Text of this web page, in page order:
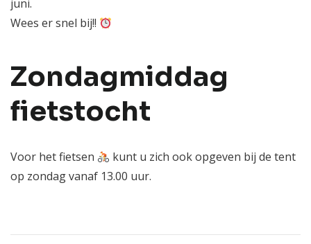
juni.
Wees er snel bij!!
Zondagmiddag
fietstocht
Voor het fietsen
kunt u zich ook opgeven bij de tent
op zondag vanaf 13.00 uur.